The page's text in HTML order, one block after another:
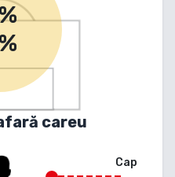
careu
Cap